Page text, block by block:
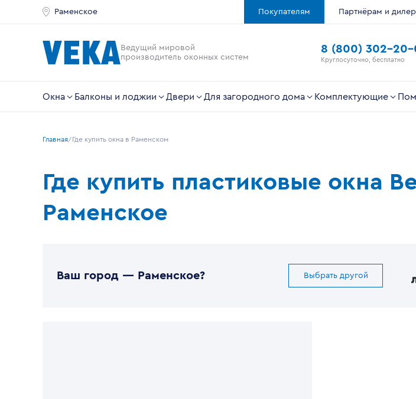
Раменское Покупателям Партнёрам и
Ведущий мировой
производитель оконных систем
8 (800) 302-20-
Круглосуточно, бесплатно
Окна Балконы и лоджии Двери Для загородного дома Комплектующие
Главная Где купить окна в Раменском
Где купить пластиковые окна
Раменское
Ваш город — Раменское? Выбрать другой